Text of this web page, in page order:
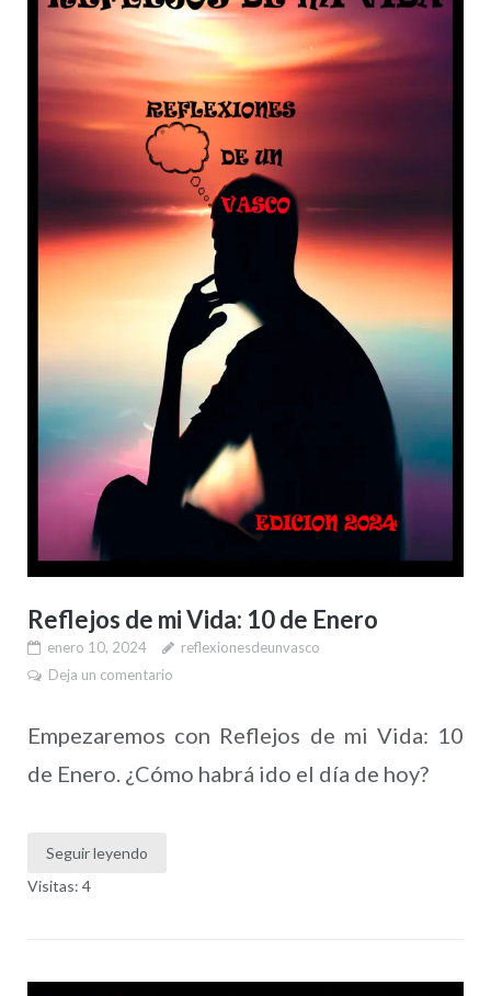
Reflejos de mi Vida: 10 de Enero
enero 10, 2024
reflexionesdeunvasco
Deja un comentario
Empezaremos con Reflejos de mi Vida: 10
de Enero. ¿Cómo habrá ido el día de hoy?
Seguir leyendo
Visitas: 4